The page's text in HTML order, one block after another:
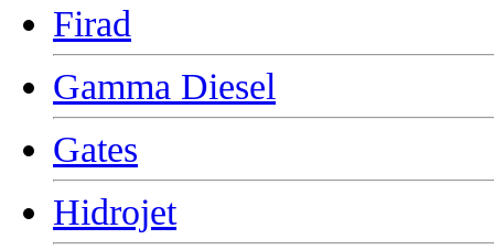
Firad
Gamma Diesel
Gates
Hidrojet